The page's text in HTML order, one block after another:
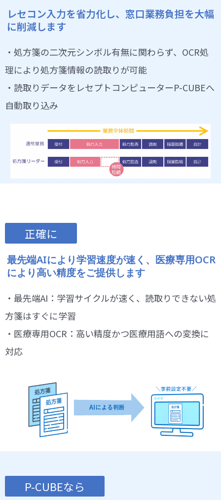
レセコン入力を省力化し、窓口業務負担を大幅
に削減します
・処方箋の二次元シンボル有無に関わらず、OCR処
理により処方箋情報の読取りが可能
・読取りデータをレセプトコンピューターP-CUBEへ
自動取り込み
正確に
最先端AIにより学習速度が速く、医療専用OCR
により高い精度をご提供します
・最先端AI：学習サイクルが速く、読取りできない処
方箋はすぐに学習
・医療専用OCR：高い精度かつ医療用語への変換に
対応
P-CUBEなら